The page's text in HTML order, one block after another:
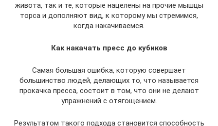
живота, так и те, которые нацелены на прочие мышцы
торса и дополняют вид, к которому мы стремимся,
когда накачиваемся.
Как накачать пресс до кубиков
Самая большая ошибка, которую совершает
большинство людей, делающих то, что называется
прокачка пресса, состоит в том, что они не делают
упражнений с отягощением.
Результатом такого подхода становится способность